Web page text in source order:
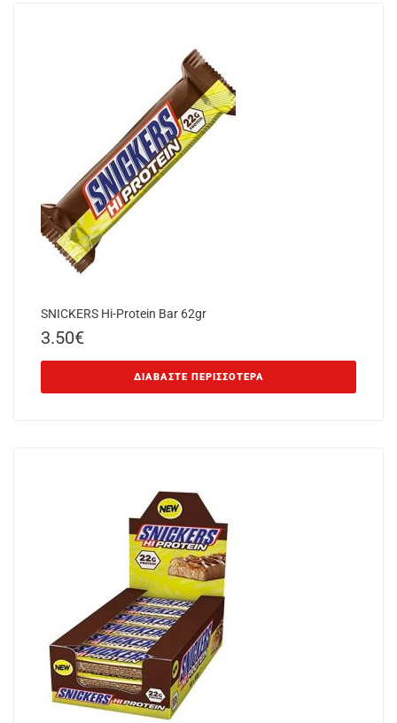
SNICKERS Hi-Protein Bar 62gr
3.50€
ΔΙΑΒΆΣΤΕ ΠΕΡΙΣΣΌΤΕΡΑ